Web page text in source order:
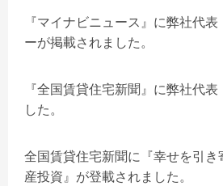
『マイナビニュース』に弊社代
ーが掲載されました。
『全国賃貸住宅新聞』に弊社代
した。
全国賃貸住宅新聞に『幸せを引
産投資』が登載されました。